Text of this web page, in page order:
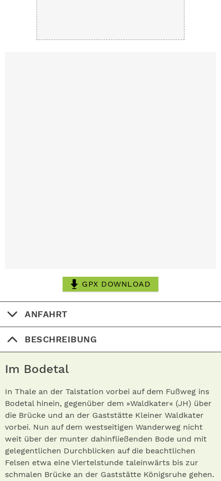
GPX DOWNLOAD
ANFAHRT
BESCHREIBUNG
Im Bodetal
In Thale an der Talstation vorbei auf dem Fußweg ins
Bodetal hinein, gegenüber dem »Waldkater« (JH) über
die Brücke und an der Gaststätte Kleiner Waldkater
vorbei. Nun auf dem westseitigen Wanderweg nicht
weit über der munter dahinfließenden Bode und mit
gelegentlichen Durchblicken auf die beachtlichen
Felsen etwa eine Viertelstunde taleinwärts bis zur
schmalen Brücke an der Gaststätte Königsruhe gehen.